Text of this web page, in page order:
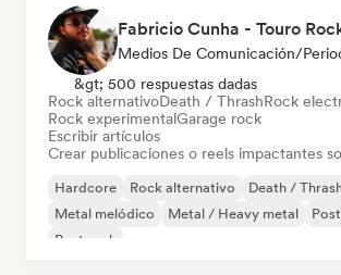
Fabricio Cunha - Touro
Medios De Comunicación/
&gt; 500 respuestas dadas
Rock alternativoDeath / ThrashRock
Rock experimentalGarage rock
Escribir artículos
Crear publicaciones o reels impactantes
Hardcore Rock alternativo Death /
Metal melódico
Metal / Heavy metal
Post rock